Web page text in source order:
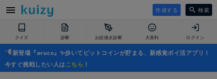
作成する 検索
クイズ 診断 お絵描き診断 大喜利 ログイン
新登場『aruco』✨歩いてビットコインが貯まる、新感覚ポイ活アプリ！
今すぐ挑戦したい人はこちら ！